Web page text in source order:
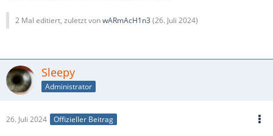
müsste der Vertrag ungefähr so aussehen.
Vergütung: Mindestens 20000€ + Vergütung von 20% bei Projekt
Erfolg
bekomme auch wenn das Projekt den Bachrunter geht. Die
20000k sind dann dein Risiko und mein Risiko ist dass ich meine
2 Mal editiert, zuletzt vonwARmAcH1n3 (26. Juli 2024)
Sleepy
Administrator
26. Juli 2024 Offizieller Beitrag